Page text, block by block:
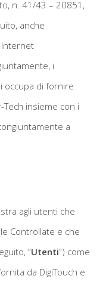
n. 41/43 – 20851,
anche
Internet
i
occupa di fornire
insieme con i
a
agli utenti che
Controllate e che
“Utenti”) come
da DigiTouch e